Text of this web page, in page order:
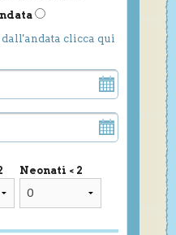
clicca qui
Neonati < 2